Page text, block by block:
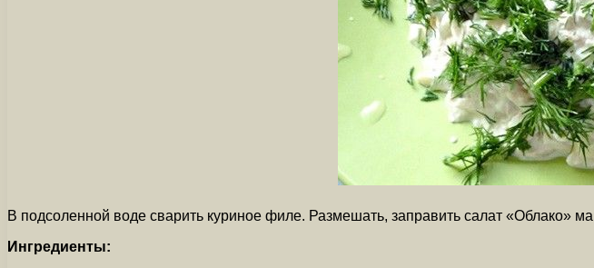
В подсоленной воде сварить куриное филе. Размешать, заправить салат «Облако»
Ингредиенты: